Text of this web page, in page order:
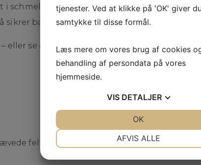
schmelling DESIGNs tradition for
sikrer bæredygtighed og dyrevelfærd.
eller se og prøv den fulde kollektion i
felter er markeret med *
tjenester. Ved at klikke på 'OK' giver du
samtykke til disse formål.
Læs mere om vores brug af cookies
behandling af persondata på vores
hjemmeside.
VIS DETALJER
AFVIS ALLE
OK